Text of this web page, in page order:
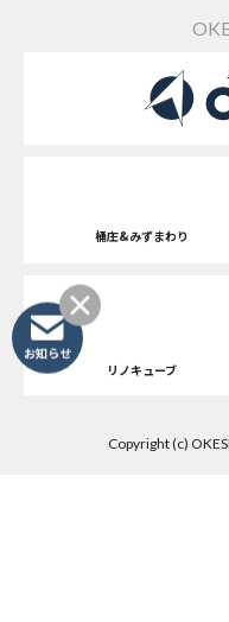
桶庄&みずまわり
リノキューブ
Copyright (c)
お知らせ